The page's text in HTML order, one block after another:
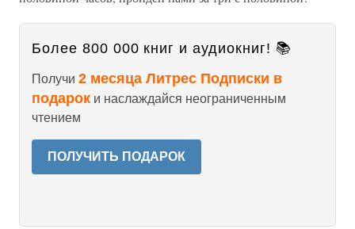
Более 800 000 книг и аудиокниг! 📚
Получи 2 месяца Литрес Подписки в
подарок и наслаждайся неограниченным
чтением
ПОЛУЧИТЬ ПОДАРОК